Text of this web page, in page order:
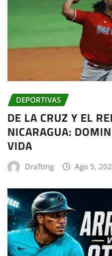
DEPORTIVAS
DE LA CRUZ Y EL
NICARAGUA:
VIDA
Drafting Ago 5,